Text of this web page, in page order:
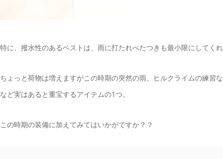
特に、撥水性のあるベストは、雨に打たれべたつきも最小限にしてく
ちょっと荷物は増えますがこの時期の突然の雨、ヒルクライムの練習
など実はあると重宝するアイテムの1つ。
この時期の装備に加えてみてはいかがですか？？